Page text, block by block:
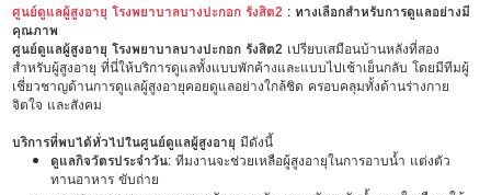
ศูนย์ดูแลผู้สูงอายุ โรงพยาบาลบางปะกอก รังสิต2 : ทางเลือกสำหรับการดูแลอย่างมี
คุณภาพ
ศูนย์ดูแลผู้สูงอายุ โรงพยาบาลบางปะกอก รังสิต2 เปรียบเสมือนบ้านหลังที่สอง
สำหรับผู้สูงอายุ ที่นี่ให้บริการดูแลทั้งแบบพักค้างและแบบไปเช้าเย็นกลับ โดยมีทีมผู้
เชี่ยวชาญด้านการดูแลผู้สูงอายุคอยดูแลอย่างใกล้ชิด ครอบคลุมทั้งด้านร่างกาย
จิตใจ และสังคม
บริการที่พบได้ทั่วไปในศูนย์ดูแลผู้สูงอายุ มีดังนี้
ดูแลกิจวัตรประจำวัน: ทีมงานจะช่วยเหลือผู้สูงอายุในการอาบน้ำ แต่งตัว
ทานอาหาร ขับถ่าย